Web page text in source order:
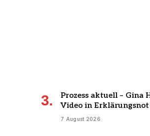
Prozess aktuell – Gina
Video in Erklärungsnot
7 August 2026